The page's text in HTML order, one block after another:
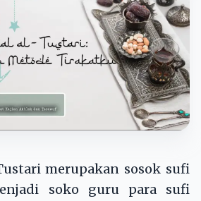
merupakan sosok sufi
soko guru para sufi